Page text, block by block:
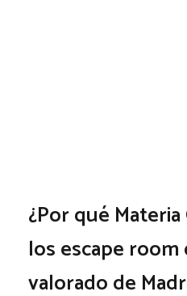
¿Por qué
los escape
valorado de